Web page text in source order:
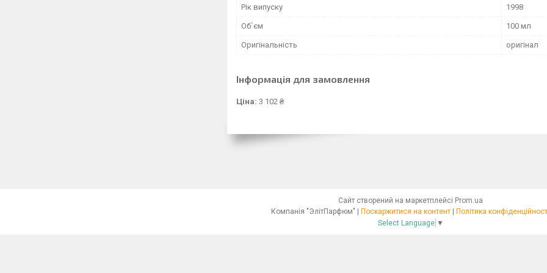
Рік випуску 1998
Об`єм 100 мл
Оригінальність оригінал
Інформація для замовлення
Ціна: 3 102 ₴
Сайт створений на маркетплейсі Prom.ua
Поскаржитися на контент
Політика
Select Language ▼